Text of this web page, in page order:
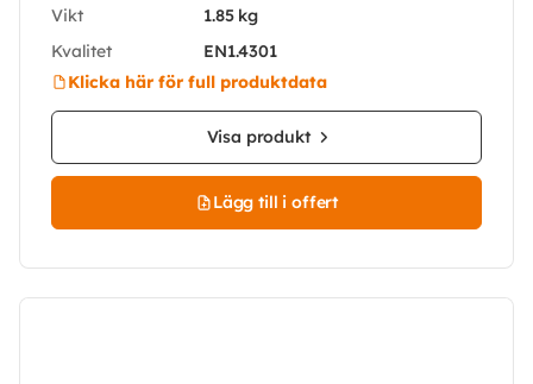
Vikt
1.85 kg
Kvalitet
EN1.4301
Klicka här för full produktdata
Visa produkt
Lägg till i offert